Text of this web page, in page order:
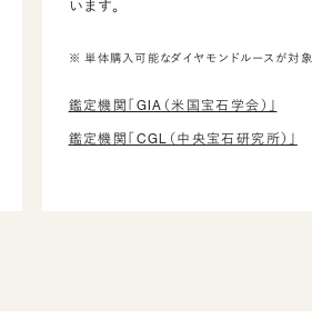
います。
※ 単体購入可能なダイヤモンドルースが対象
鑑定機関「GIA（米国宝石学会）」
鑑定機関「CGL（中央宝石研究所）」